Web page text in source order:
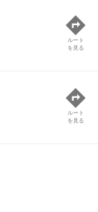
ルート
を見る
ルート
を見る